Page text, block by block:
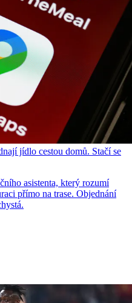
jídlo cestou domů. Stačí se
asistenta, který rozumí
přímo na trase. Objednání